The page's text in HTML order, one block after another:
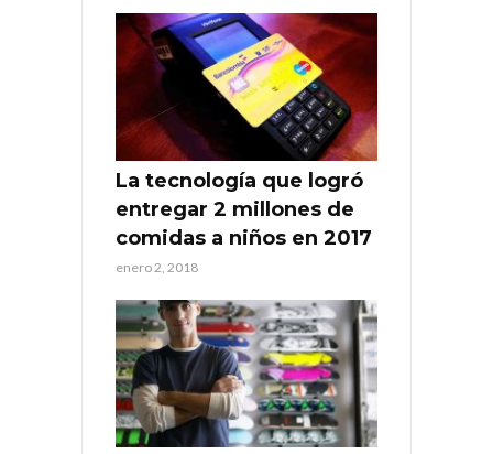
La tecnología que logró
entregar 2 millones de
comidas a niños en 2017
enero 2, 2018